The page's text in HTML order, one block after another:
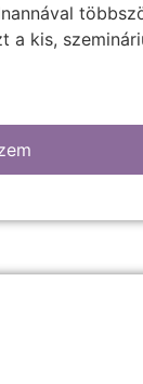
a kis,
sorozatot,